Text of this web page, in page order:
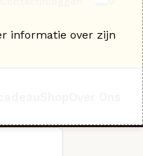
informatie over zijn